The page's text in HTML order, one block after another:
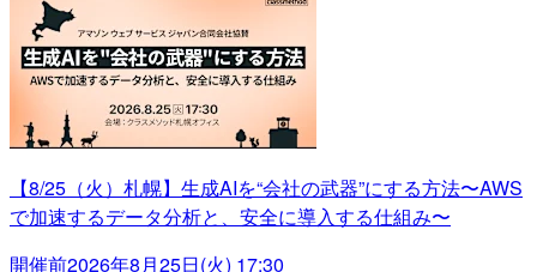
【8/25（火）札幌】生成AIを“会社の武器”にする方法〜AWS
で加速するデータ分析と、安全に導入する仕組み〜
開催前2026年8月25日(火) 17:30